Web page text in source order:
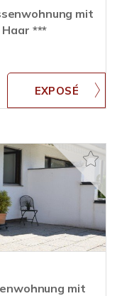
mit
***
mit